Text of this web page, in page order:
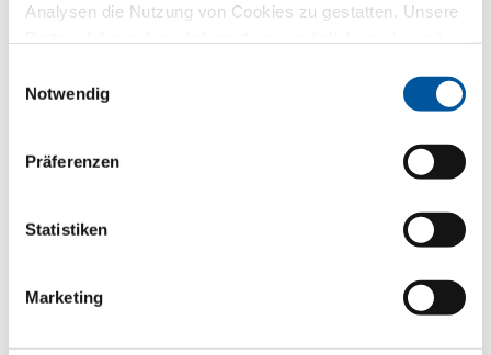
Analysen die Nutzung von Cookies zu gestatten. Unsere
haben oder die sie im Rahmen Ihrer Nutzung der Dienste
Notwendig
Präferenzen
Statistiken
Marketing
78/88
Ihre Mitteilung